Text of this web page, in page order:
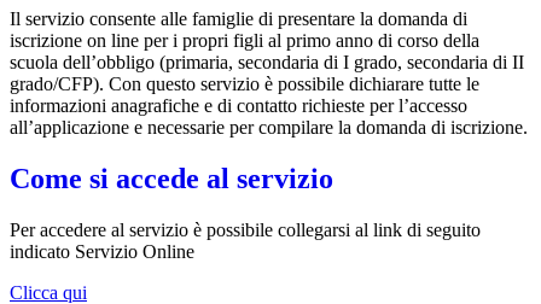
Il servizio consente alle famiglie di presentare la domanda di
iscrizione on line per i propri figli al primo anno di corso della
scuola dell’obbligo (primaria, secondaria di I grado, secondaria di II
grado/CFP). Con questo servizio è possibile dichiarare tutte le
informazioni anagrafiche e di contatto richieste per l’accesso
all’applicazione e necessarie per compilare la domanda di iscrizione.
Come si accede al servizio
Per accedere al servizio è possibile collegarsi al link di seguito
indicato Servizio Online
Clicca qui